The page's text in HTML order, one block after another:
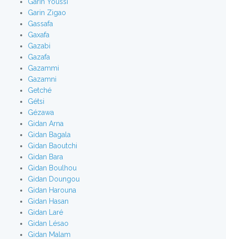
Garin Zigao
Gassafa
Gaxafa
Gazabi
Gazafa
Gazammi
Gazamni
Getché
Gétsi
Gézawa
Gidan Arna
Gidan Bagala
Gidan Baoutchi
Gidan Bara
Gidan Boulhou
Gidan Doungou
Gidan Harouna
Gidan Hasan
Gidan Laré
Gidan Lésao
Gidan Malam